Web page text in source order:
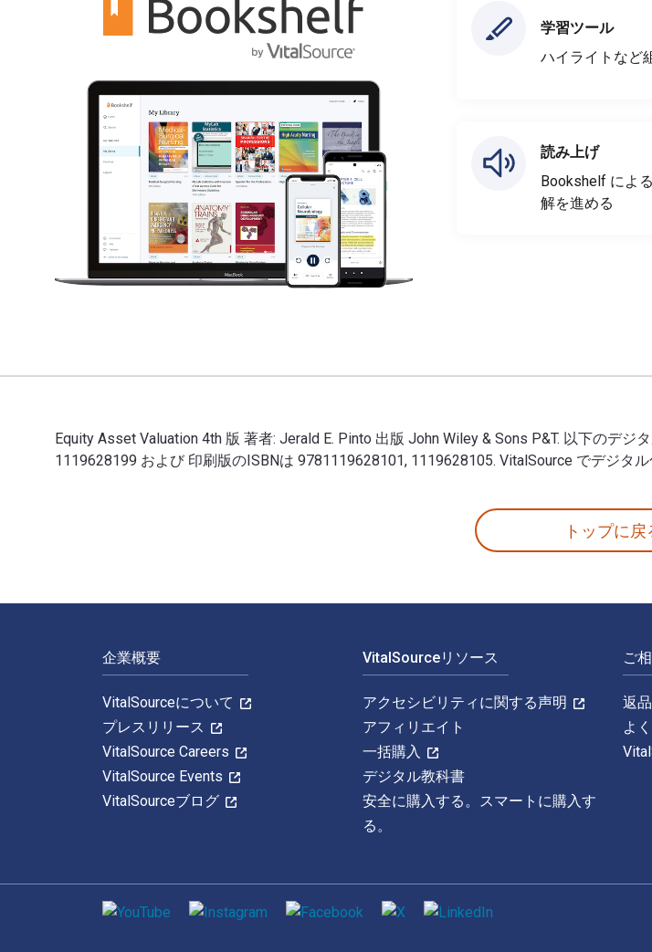
学習ツール
ハイライトなど
読み上げ
Bookshelf によ
解を進める
Equity Asset Valuation 4th 版 著者: Jerald E. Pinto 出版 John Wiley & Sons P&T. 以下のデ
1119628199 および 印刷版のISBNは 9781119628101, 1119628105. VitalSource でデジタ
トップに戻
企業概要
VitalSourceについて
プレスリリース
VitalSource Careers
VitalSource Events
VitalSourceブログ
VitalSourceリソース
アクセシビリティに関する声明
アフィリエイト
一括購入
デジタル教科書
安全に購入する。スマートに購入す
る。
ご
返
よ
ソーシャルメディア